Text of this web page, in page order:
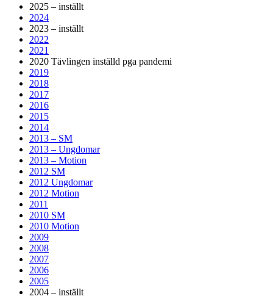
2025 – inställt
2024
2023 – inställt
2022
2021
2020 Tävlingen inställd pga pandemi
2019
2018
2017
2016
2015
2014
2013 – SM
2013 – Ungdomar
2013 – Motion
2012 SM
2012 Ungdomar
2012 Motion
2011
2010 SM
2010 Motion
2009
2008
2007
2006
2005
2004 – inställt